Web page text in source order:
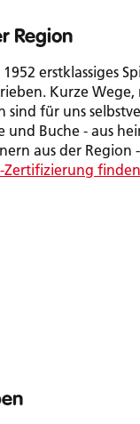
Region
erstklassiges
Kurze
für uns
und Buche - aus
aus der Region
Zertifizierung